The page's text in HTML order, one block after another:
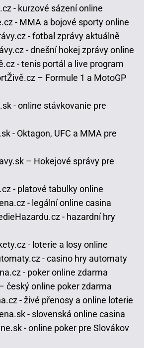
- kurzové sázení online
- MMA a bojové sporty online
- fotbal zprávy aktuálně
- dnešní hokej zprávy online
- tenis portál a live program
– Formule 1 a MotoGP
- online stávkovanie pre
- Oktagon, UFC a MMA pre
– Hokejové správy pre
- platové tabulky online
- legální online casina
- hazardní hry
- loterie a losy online
- casino hry automaty
- poker online zdarma
český online poker zdarma
- živé přenosy a online loterie
- slovenská online casina
- online poker pre Slovákov